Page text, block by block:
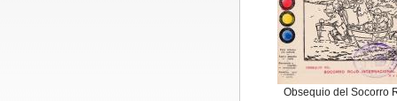
Obsequio del Socorro